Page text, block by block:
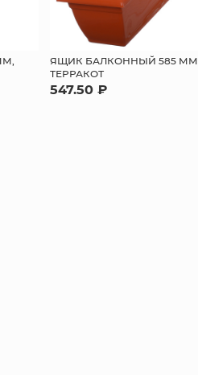
ЯЩИК БАЛКОННЫЙ 585 ММ,
ТЕРРАКОТ
547.50 ₽